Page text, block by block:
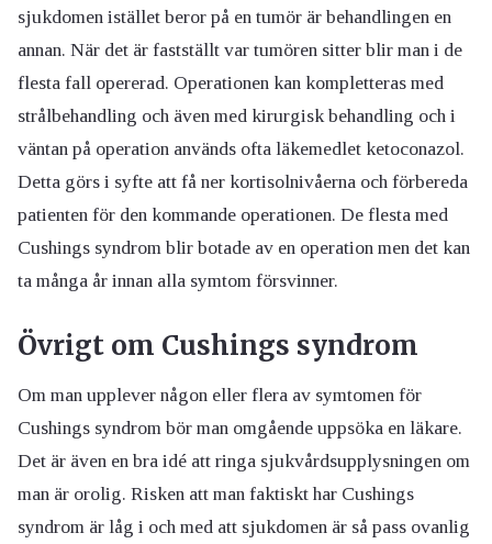
sjukdomen istället beror på en tumör är behandlingen en
annan. När det är fastställt var tumören sitter blir man i de
flesta fall opererad. Operationen kan kompletteras med
strålbehandling och även med kirurgisk behandling och i
väntan på operation används ofta läkemedlet ketoconazol.
Detta görs i syfte att få ner kortisolnivåerna och förbereda
patienten för den kommande operationen. De flesta med
Cushings syndrom blir botade av en operation men det kan
ta många år innan alla symtom försvinner.
Övrigt om Cushings syndrom
Om man upplever någon eller flera av symtomen för
Cushings syndrom bör man omgående uppsöka en läkare.
Det är även en bra idé att ringa sjukvårdsupplysningen om
man är orolig. Risken att man faktiskt har Cushings
syndrom är låg i och med att sjukdomen är så pass ovanlig